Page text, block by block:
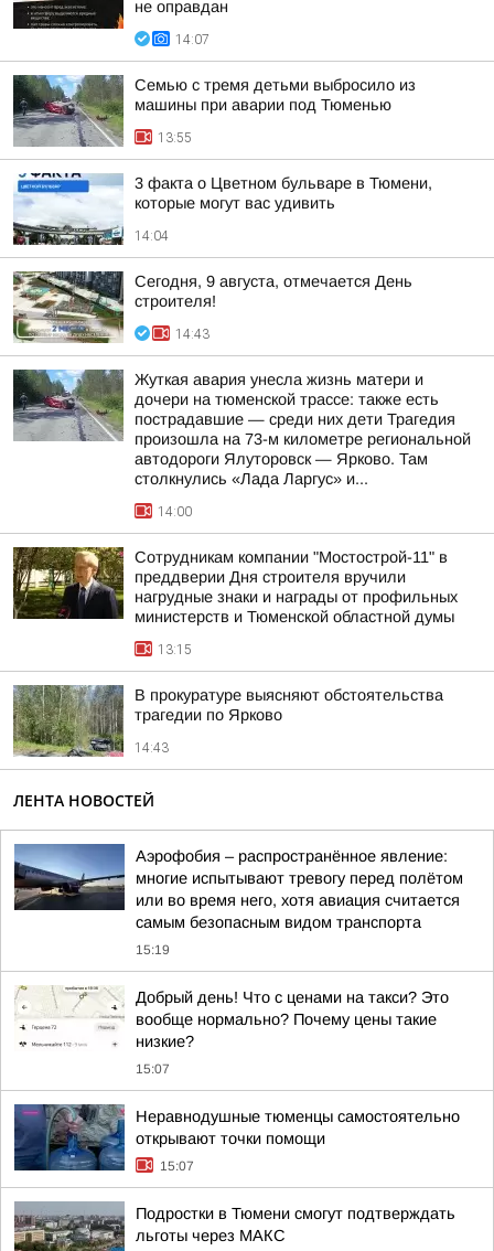
не оправдан
14:07
Семью с тремя детьми выбросило из
машины при аварии под Тюменью
13:55
3 факта о Цветном бульваре в Тюмени,
которые могут вас удивить
14:04
Сегодня, 9 августа, отмечается День
строителя!
14:43
Жуткая авария унесла жизнь матери и
дочери на тюменской трассе: также есть
пострадавшие — среди них дети Трагедия
произошла на 73-м километре региональной
автодороги Ялуторовск — Ярково. Там
столкнулись «Лада Ларгус» и...
14:00
Сотрудникам компании "Мостострой-11" в
преддверии Дня строителя вручили
нагрудные знаки и награды от профильных
министерств и Тюменской областной думы
13:15
В прокуратуре выясняют обстоятельства
трагедии по Ярково
14:43
ЛЕНТА НОВОСТЕЙ
Аэрофобия – распространённое явление:
многие испытывают тревогу перед полётом
или во время него, хотя авиация считается
самым безопасным видом транспорта
15:19
Добрый день! Что с ценами на такси? Это
вообще нормально? Почему цены такие
низкие?
15:07
Неравнодушные тюменцы самостоятельно
открывают точки помощи
15:07
Подростки в Тюмени смогут подтверждать
льготы через MAКС